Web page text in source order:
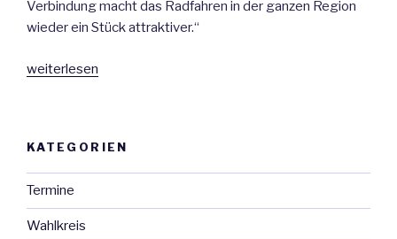
Verbindung macht das Radfahren in der ganzen Region
wieder ein Stück attraktiver.“
„Leichter
von
Mettenburg
nach
Laupertshausen“
weiterlesen
KATEGORIEN
Termine
Wahlkreis